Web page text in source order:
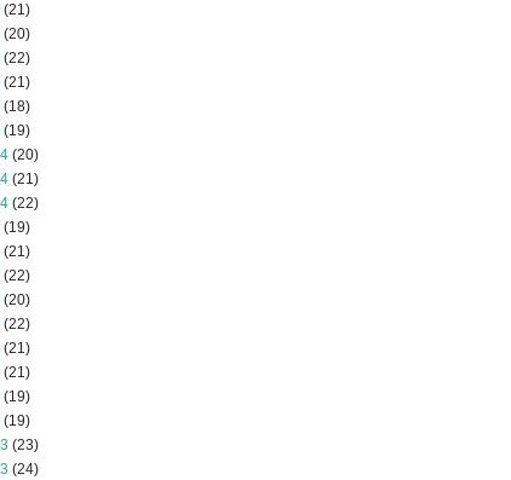
(21)
(20)
(22)
(21)
(18)
(19)
(20)
(21)
(22)
(19)
(21)
(22)
(20)
(22)
(21)
(21)
(19)
(19)
(23)
(24)